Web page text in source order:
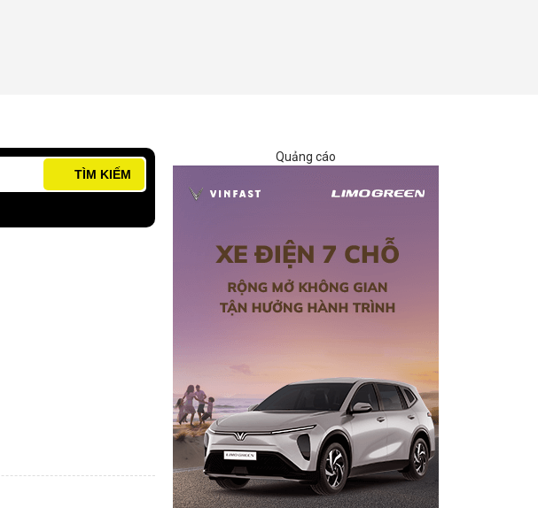
TÌM KIẾM
Quảng cáo